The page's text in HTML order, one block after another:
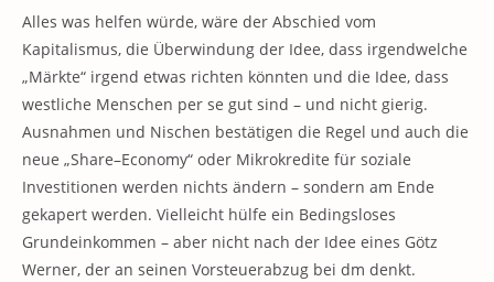
Alles was helfen würde, wäre der Abschied vom
Kapitalismus, die Überwindung der Idee, dass irgendwelche
„Märkte“ irgend etwas richten könnten und die Idee, dass
westliche Menschen per se gut sind – und nicht gierig.
Ausnahmen und Nischen bestätigen die Regel und auch die
neue „Share–Economy“ oder Mikrokredite für soziale
Investitionen werden nichts ändern – sondern am Ende
gekapert werden. Vielleicht hülfe ein Bedingsloses
Grundeinkommen – aber nicht nach der Idee eines Götz
Werner, der an seinen Vorsteuerabzug bei dm denkt.